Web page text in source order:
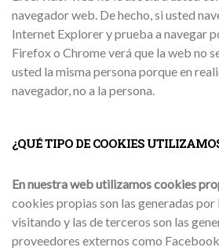
navegador web. De hecho, si usted
Internet Explorer y prueba a navegar
Firefox o Chrome verá que la web no
usted la misma persona porque en
navegador, no a la persona.
¿QUÉ TIPO DE COOKIES
En nuestra web utilizamos cookies
cookies propias son las generadas por
visitando y las de terceros son las
proveedores externos como